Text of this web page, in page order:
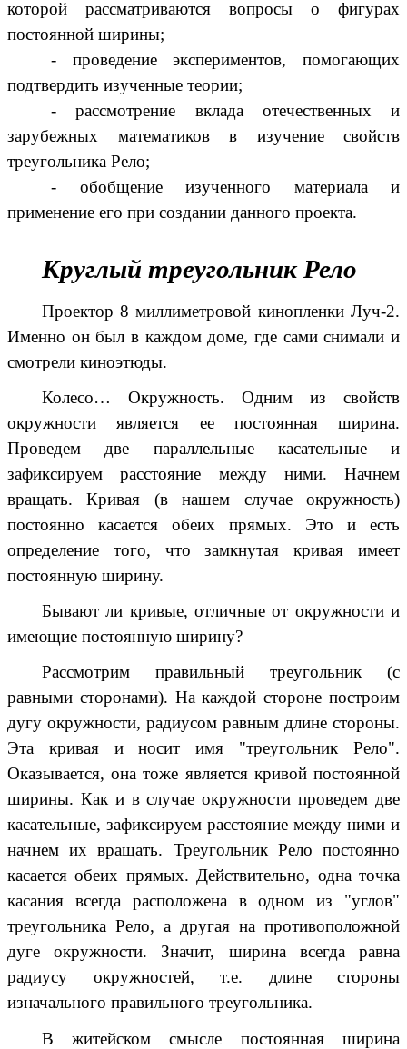
которой рассматриваются вопросы о фигурах
постоянной ширины;
- проведение экспериментов, помогающих
подтвердить изученные теории;
- рассмотрение вклада отечественных и
зарубежных математиков в изучение свойств
треугольника Рело;
- обобщение изученного материала и
применение его при создании данного проекта.
Круглый треугольник Рело
Проектор 8 миллиметровой кинопленки Луч-2.
Именно он был в каждом доме, где сами снимали и
смотрели киноэтюды.
Колесо… Окружность. Одним из свойств
окружности является ее постоянная ширина.
Проведем две параллельные касательные и
зафиксируем расстояние между ними. Начнем
вращать. Кривая (в нашем случае окружность)
постоянно касается обеих прямых. Это и есть
определение того, что замкнутая кривая имеет
постоянную ширину.
Бывают ли кривые, отличные от окружности и
имеющие постоянную ширину?
Рассмотрим правильный треугольник (с
равными сторонами). На каждой стороне построим
дугу окружности, радиусом равным длине стороны.
Эта кривая и носит имя "треугольник Рело".
Оказывается, она тоже является кривой постоянной
ширины. Как и в случае окружности проведем две
касательные, зафиксируем расстояние между ними и
начнем их вращать. Треугольник Рело постоянно
касается обеих прямых. Действительно, одна точка
касания всегда расположена в одном из "углов"
треугольника Рело, а другая на противоположной
дуге окружности. Значит, ширина всегда равна
радиусу окружностей, т.е. длине стороны
изначального правильного треугольника.
В житейском смысле постоянная ширина